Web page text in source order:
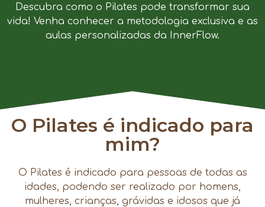
Descubra como o Pilates pode transformar sua
vida! Venha conhecer a metodologia exclusiva e as
aulas personalizadas da InnerFlow.
O Pilates é indicado para
mim?
O Pilates é indicado para pessoas de todas as
idades, podendo ser realizado por homens,
mulheres, crianças, grávidas e idosos que já